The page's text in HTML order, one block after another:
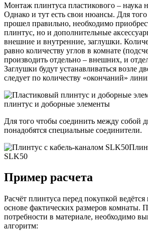
Монтаж плинтуса пластикового – наука
Однако и тут есть свои нюансы. Для
прошел правильно, необходимо
плинтус, но и дополнительные
внешние и внутренние, заглушки.
равно количеству углов в комнате
производить отдельно – внешних, и
Заглушки будут устанавливаться возле
следует по количеству «окончаний»
плинтус и доборные элементы
Для того чтобы соединить между собой
понадобятся специальные соединители.
SLK50
Пример расчета
Расчёт плинтуса перед покупкой
основе фактических размеров комнаты.
потребности в материале, необходимо
алгоритм: